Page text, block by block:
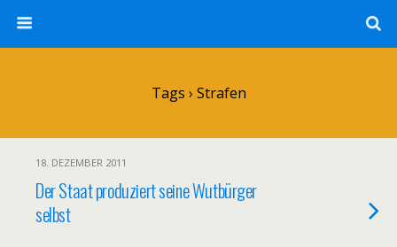
Tags › Strafen
18. DEZEMBER 2011
Der Staat produziert seine Wutbürger
selbst